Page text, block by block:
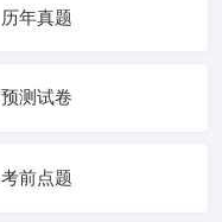
历年真题
预测试卷
考前点题